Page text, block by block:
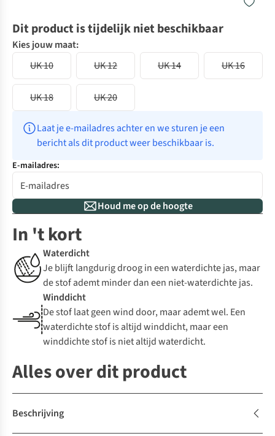
Dit product is tijdelijk niet beschikbaar
Kies jouw maat:
UK 10
UK 12 UK 14 UK 16
UK 18 UK 20
Laat je e-mailadres achter en we sturen je een
bericht als dit product weer beschikbaar is.
E-mailadres:
Houd me op de hoogte
In 't kort
Waterdicht
Je blijft langdurig droog in een waterdichte jas, maar
de stof ademt minder dan een niet-waterdichte jas.
Winddicht
De stof laat geen wind door, maar ademt wel. Een
waterdichte stof is altijd winddicht, maar een
winddichte stof is niet altijd waterdicht.
Alles over dit product
Beschrijving